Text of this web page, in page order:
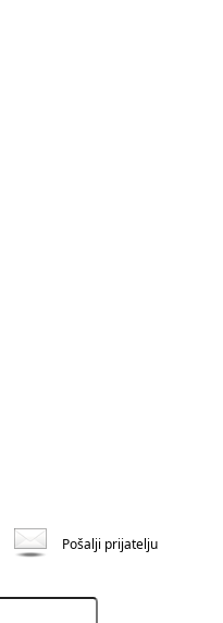
Pošalji prijatelju